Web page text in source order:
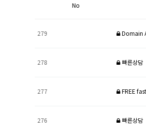
No
279 Domain
278 빠른상담
277 FREE
276 빠른상담